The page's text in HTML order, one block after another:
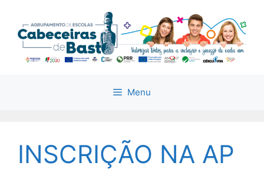
conteúdo
Menu
INSCRIÇÃO NA AP